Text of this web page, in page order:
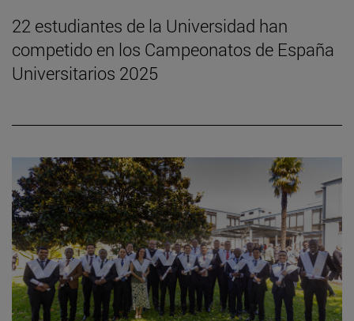
22 estudiantes de la Universidad han
competido en los Campeonatos de España
Universitarios 2025